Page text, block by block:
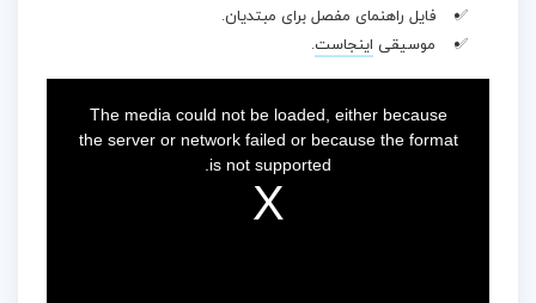
فایل راهنمای مفصل برای مبتدیان.
موسیقی اینجاست.
The media could not be loaded, either because
the server or network failed or because the format
is not supported.